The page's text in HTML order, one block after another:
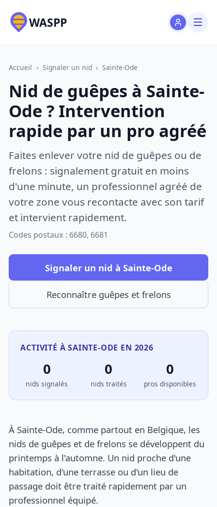
WASPP
Accueil › Signaler un nid › Sainte-Ode
Nid de guêpes à Sainte-
Ode ? Intervention
rapide par un pro agréé
Faites enlever votre nid de guêpes ou de
frelons : signalement gratuit en moins
d'une minute, un professionnel agréé de
votre zone vous recontacte avec son tarif
et intervient rapidement.
Codes postaux : 6680, 6681
Signaler un nid à Sainte-Ode
Reconnaître guêpes et frelons
ACTIVITÉ À SAINTE-ODE EN 2026
0
nids signalés
0
nids traités
0
pros disponibles
À Sainte-Ode, comme partout en Belgique, les
nids de guêpes et de frelons se développent du
printemps à l'automne. Un nid proche d'une
habitation, d'une terrasse ou d'un lieu de
passage doit être traité rapidement par un
professionnel équipé.